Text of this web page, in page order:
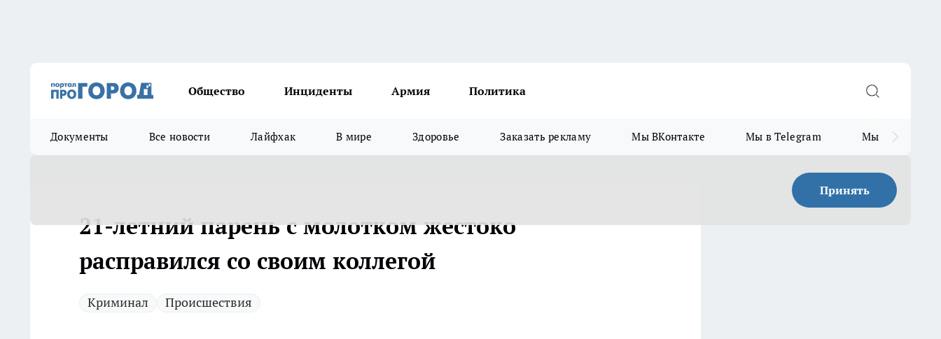
Общество Инциденты Армия Политика
Документы Все новости Лайфхак В мире Здоровье Заказать рекламу Мы ВКонтакте Мы в Telegram Мы в MAX
Принять
21-летний парень с молотком жестоко
расправился со своим коллегой
Криминал Происшествия